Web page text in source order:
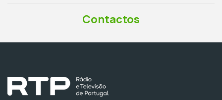
Contactos